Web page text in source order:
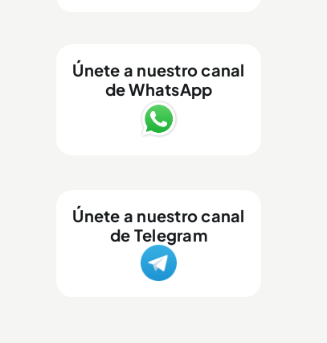
Únete a nuestro canal
de WhatsApp
Únete a nuestro canal
de Telegram